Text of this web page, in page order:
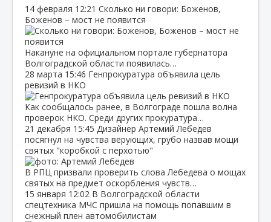
14 февраля 12:21 Сколько ни говори: Боженов,
Боженов – мост не появится
Накануне на официальном портале губернатора
Волгоградской области появилась…
28 марта 15:46 Генпрокуратура объявила цель
ревизий в НКО
Как сообщалось ранее, в Волгограде пошла волна
проверок НКО. Среди других прокуратура…
21 декабря 15:45 Дизайнер Артемий Лебедев
посягнул на чувства верующих, грубо назвав мощи
святых "коробкой с перхотью"
В РПЦ призвали проверить слова Лебедева о мощах
святых на предмет оскорбления чувств…
15 января 12:02 В Волгоградской области
спецтехника МЧС пришла на помощь попавшим в
снежный плен автомобилистам